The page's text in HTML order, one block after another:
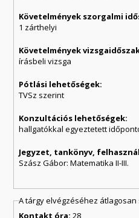
Követelmények szorgalmi
1 zárthelyi
Követelmények
írásbeli vizsga
Pótlási lehetőségek:
TVSz szerint
Konzultációs lehetőségek:
hallgatókkal egyeztetett
Jegyzet, tankönyv,
Szász Gábor: Matematika II-III.
A tárgy elvégzéséhez
Kontakt óra:28